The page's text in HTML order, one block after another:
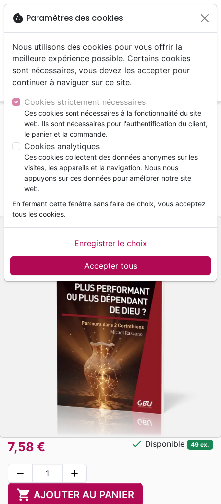
menu
Accueil Livres
Doctrine
Plus performant ou plus dépendant de Dieu ?
Plus performant ou plus dépendant
de Dieu ?
Micaël RAZZANO
Référence
EditeurFAREL & GBU
7,58 € check Disponible 49 ex.
remove add
shopping_cart AJOUTER AU PANIER
cookie Paramètres des cookies
Nous utilisons des cookies pour vous offrir la
meilleure expérience possible. Certains cookies
sont nécessaires, vous devez les accepter pour
continuer à naviguer sur ce site.
Cookies strictement nécessaires
Ces cookies sont nécessaires à la fonctionnalité du site
web. Ils sont nécessaires pour l'authentification du client,
le panier et la commande.
Cookies analytiques
Ces cookies collectent des données anonymes sur les
visites, les appareils et la navigation. Nous nous
appuyons sur ces données pour améliorer notre site
web.
En fermant cette fenêtre sans faire de choix, vous acceptez
tous les cookies.
Accepter tous
Enregistrer le choix